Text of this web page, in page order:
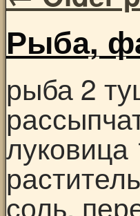
Рыба,
рыба 2
соль,